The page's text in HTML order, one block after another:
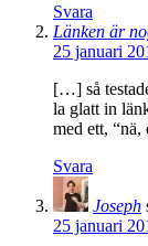
Svara
Länken är
25 januari
[…] så
la glatt in
med ett,
Svara
Joseph
25 januari